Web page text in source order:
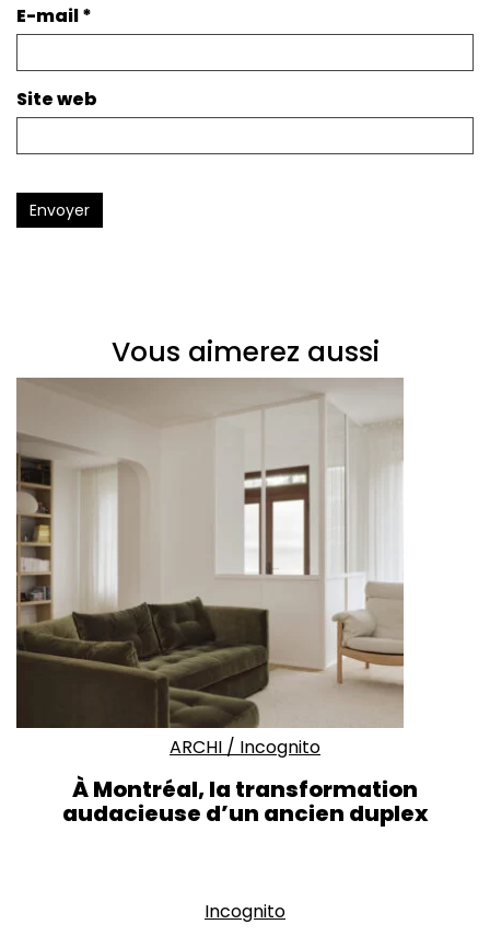
E-mail*
Site web
Envoyer
Vous aimerez aussi
ARCHI / Incognito
À Montréal, la transformation
audacieuse d’un ancien duplex
Incognito